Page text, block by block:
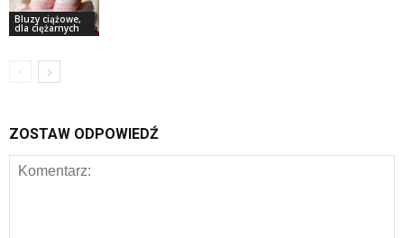
Bluzy ciążowe,
dla ciężarnych
ZOSTAW ODPOWIEDŹ